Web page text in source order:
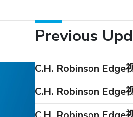
Previous
C.H. Robinson Edge
C.H. Robinson Edge